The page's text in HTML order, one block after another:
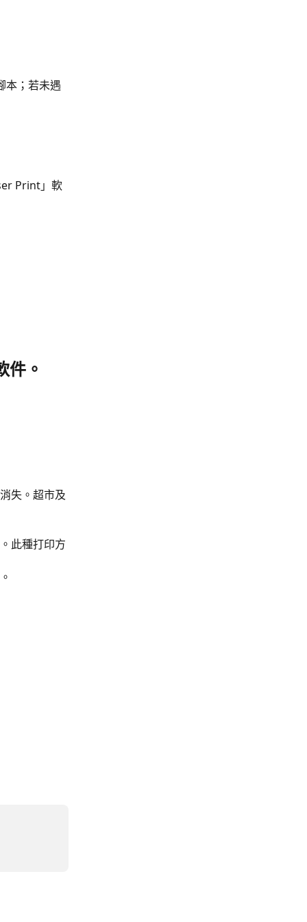
本；若未遇
Print」軟
。
失。超市及
此種打印方